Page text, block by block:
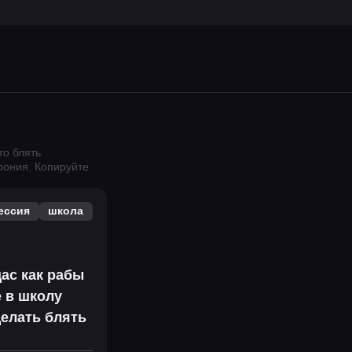
блять
Копируйте
школа
как рабы
в школу
блять